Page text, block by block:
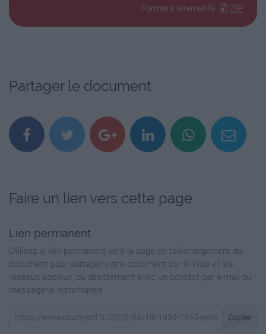
La mer à l'aube
https://multiup.org/download/
1974
https://multiup.org/download/
L'armée des ombres
https://multiup.org/download/
2009
L'armée du crime
Formats alternatifs: ZIP
Partager le document
Faire un lien vers cette page
Lien permanent
Utilisez le lien permanent vers la page de téléchargement du
document pour partager votre document sur le Web et les
réseaux sociaux, ou directement avec un contact par e-mail ou
messagerie instantanée
Copier